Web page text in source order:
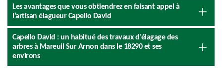
Les avantages que vous obtiendrez en faisant appel à
l’artisan élagueur Capello David
Capello David : un habitué des travaux d'élagage des
arbres à Mareuil Sur Arnon dans le 18290 et ses
environs